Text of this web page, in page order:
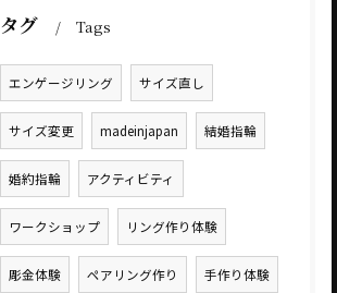
タグ Tags
エンゲージリング サイズ直し
サイズ変更 madeinjapan 結婚指輪
婚約指輪 アクティビティ
ワークショップ リング作り体験
彫金体験 ペアリング作り 手作り体験